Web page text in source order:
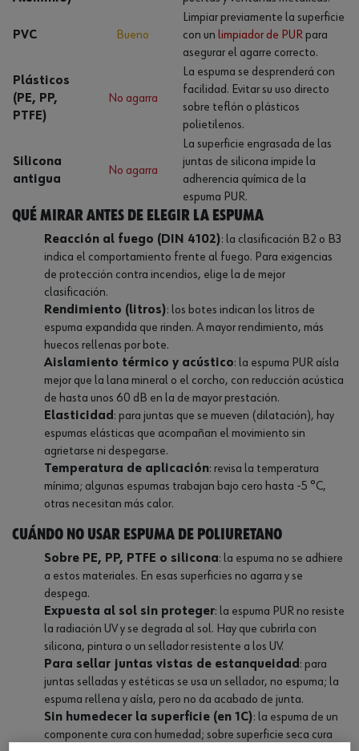
PVC Bueno
Limpiar previamente la superficie
con un limpiador de PURpara
asegurar el agarre correcto.
Plásticos
(PE, PP,
PTFE)
No agarra
La espuma se desprenderá con
facilidad. Evitar su uso directo
sobre teflón o plásticos
polietilenos.
Silicona
antigua
No agarra
La superficie engrasada de las
juntas de silicona impide la
adherencia química de la
espuma PUR.
Qué mirar antes de elegir la espuma
Reacción al fuego (DIN 4102): la clasificación B2 o B3
indica el comportamiento frente al fuego. Para exigencias
de protección contra incendios, elige la de mejor
clasificación.
Rendimiento (litros): los botes indican los litros de
espuma expandida que rinden. A mayor rendimiento, más
huecos rellenas por bote.
Aislamiento térmico y acústico: la espuma PUR aísla
mejor que la lana mineral o el corcho, con reducción acústica
de hasta unos 60 dB en la de mayor prestación.
Elasticidad : para juntas que se mueven (dilatación), hay
espumas elásticas que acompañan el movimiento sin
agrietarse ni despegarse.
Temperatura de aplicación: revisa la temperatura
mínima; algunas espumas trabajan bajo cero hasta -5 °C,
otras necesitan más calor.
Cuándo NO usar espuma de poliuretano
Sobre PE, PP, PTFE o silicona: la espuma no se adhiere
a estos materiales. En esas superficies no agarra y se
despega.
Expuesta al sol sin proteger: la espuma PUR no resiste
la radiación UV y se degrada al sol. Hay que cubrirla con
silicona, pintura o un sellador resistente a los UV.
Para sellar juntas vistas de estanqueidad : para
juntas selladas y estéticas se usa un sellador, no espuma; la
espuma rellena y aísla, pero no da acabado de junta.
Sin humedecer la superficie (en 1C): la espuma de un
componente cura con humedad; sobre superficie seca cura